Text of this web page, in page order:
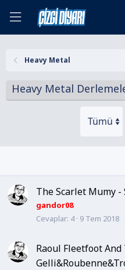
Heavy Metal
Heavy Metal
The Scarlet Mumy -
gandor08
Cevaplar 4 9 Tem 2018
Raoul Fleetfoot